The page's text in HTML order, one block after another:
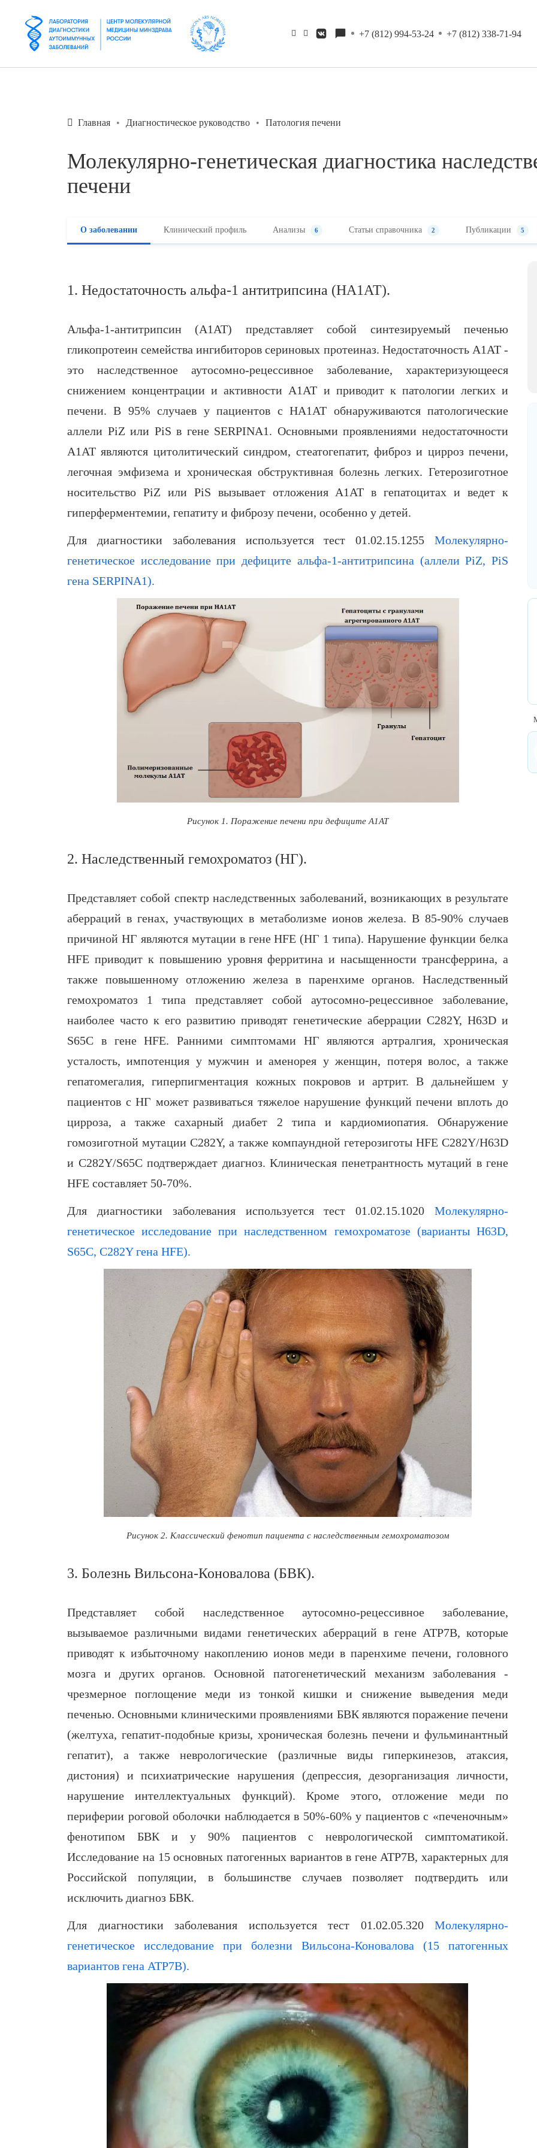
+7 (812) 994-53-24 +7 (812) 338-71-94
Главная Диагностическое руководство Патология печени
Молекулярно-генетическая диагностика
печени
О заболевании Клинический профиль Анализы 6 Статьи справочника 2 Публикации 5
1. Недостаточность альфа-1 антитрипсина (НА1АТ).
Альфа-1-антитрипсин (А1АТ) представляет собой синтезируемый печенью
гликопротеин семейства ингибиторов сериновых протеиназ. Недостаточность А1АТ -
это наследственное аутосомно-рецессивное заболевание, характеризующееся
снижением концентрации и активности А1АТ и приводит к патологии легких и
печени. В 95% случаев у пациентов с НА1АТ обнаруживаются патологические
аллели PiZ или PiS в гене SERPINA1. Основными проявлениями недостаточности
А1АТ являются цитолитический синдром, стеатогепатит, фиброз и цирроз печени,
легочная эмфизема и хроническая обструктивная болезнь легких. Гетерозиготное
носительство PiZ или PiS вызывает отложения А1АТ в гепатоцитах и ведет к
гиперферментемии, гепатиту и фиброзу печени, особенно у детей.
Для диагностики заболевания используется тест 01.02.15.1255 Молекулярно-
генетическое исследование при дефиците альфа-1-антитрипсина (аллели PiZ, PiS
гена SERPINA1).
Рисунок 1. Поражение печени при дефиците А1АТ
2. Наследственный гемохроматоз (НГ).
Представляет собой спектр наследственных заболеваний, возникающих в результате
аберраций в генах, участвующих в метаболизме ионов железа. В 85-90% случаев
причиной НГ являются мутации в гене HFE (НГ 1 типа). Нарушение функции белка
HFE приводит к повышению уровня ферритина и насыщенности трансферрина, а
также повышенному отложению железа в паренхиме органов. Наследственный
гемохроматоз 1 типа представляет собой аутосомно-рецессивное заболевание,
наиболее часто к его развитию приводят генетические аберрации C282Y, H63D и
S65C в гене HFE. Ранними симптомами НГ являются артралгия, хроническая
усталость, импотенция у мужчин и аменорея у женщин, потеря волос, а также
гепатомегалия, гиперпигментация кожных покровов и артрит. В дальнейшем у
пациентов с НГ может развиваться тяжелое нарушение функций печени вплоть до
цирроза, а также сахарный диабет 2 типа и кардиомиопатия. Обнаружение
гомозиготной мутации C282Y, а также компаундной гетерозиготы HFE C282Y/H63D
и C282Y/S65C подтверждает диагноз. Клиническая пенетрантность мутаций в гене
HFE составляет 50-70%.
Для диагностики заболевания используется тест 01.02.15.1020 Молекулярно-
генетическое исследование при наследственном гемохроматозе (варианты H63D,
S65C, C282Y гена HFE).
Рисунок 2. Классический фенотип пациента с наследственным гемохроматозом
3. Болезнь Вильсона-Коновалова (БВК).
Представляет собой наследственное аутосомно-рецессивное заболевание,
вызываемое различными видами генетических аберраций в гене ATP7B, которые
приводят к избыточному накоплению ионов меди в паренхиме печени, головного
мозга и других органов. Основной патогенетический механизм заболевания -
чрезмерное поглощение меди из тонкой кишки и снижение выведения меди
печенью. Основными клиническими проявлениями БВК являются поражение печени
(желтуха, гепатит-подобные кризы, хроническая болезнь печени и фульминантный
гепатит), а также неврологические (различные виды гиперкинезов, атаксия,
дистония) и психиатрические нарушения (депрессия, дезорганизация личности,
нарушение интеллектуальных функций). Кроме этого, отложение меди по
периферии роговой оболочки наблюдается в 50%-60% у пациентов с «печеночным»
фенотипом БВК и у 90% пациентов с неврологической симптоматикой.
Исследование на 15 основных патогенных вариантов в гене ATP7B, характерных для
Российской популяции, в большинстве случаев позволяет подтвердить или
исключить диагноз БВК.
Для диагностики заболевания используется тест 01.02.05.320 Молекулярно-
генетическое исследование при болезни Вильсона-Коновалова (15 патогенных
вариантов гена ATP7B).